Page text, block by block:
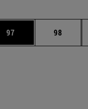
TAB para desplazarse.
Página
97 Página
98